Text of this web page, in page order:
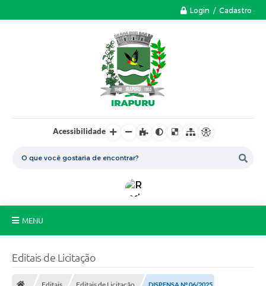
Login / Cadastro
Acessibilidade
MENU
Editais de Licitação